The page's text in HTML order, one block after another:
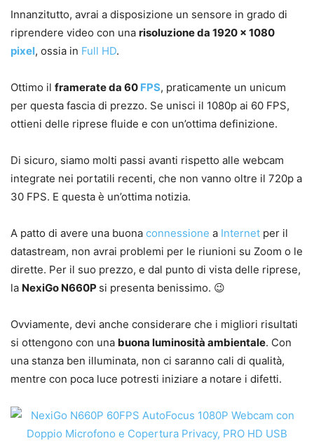
Innanzitutto, avrai a disposizione un sensore in grado di
riprendere video con una risoluzione da 1920 x 1080
pixel, ossia in Full HD.
Ottimo il framerate da 60 FPS, praticamente un unicum
per questa fascia di prezzo. Se unisci il 1080p ai 60 FPS,
ottieni delle riprese fluide e con un’ottima definizione.
Di sicuro, siamo molti passi avanti rispetto alle webcam
integrate nei portatili recenti, che non vanno oltre il 720p a
30 FPS. E questa è un’ottima notizia.
A patto di avere una buona connessione a Internet per il
datastream, non avrai problemi per le riunioni su Zoom o le
dirette. Per il suo prezzo, e dal punto di vista delle riprese,
la NexiGo N660P si presenta benissimo. 😉
Ovviamente, devi anche considerare che i migliori risultati
si ottengono con una buona luminosità ambientale. Con
una stanza ben illuminata, non ci saranno cali di qualità,
mentre con poca luce potresti iniziare a notare i difetti.